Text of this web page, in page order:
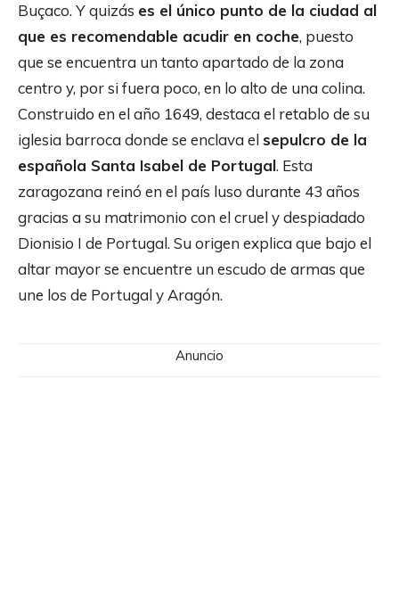
Buçaco. Y quizás es el único punto de la ciudad al
que es recomendable acudir en coche, puesto
que se encuentra un tanto apartado de la zona
centro y, por si fuera poco, en lo alto de una colina.
Construido en el año 1649, destaca el retablo de su
iglesia barroca donde se enclava elsepulcro de la
española Santa Isabel de Portugal. Esta
zaragozana reinó en el país luso durante 43 años
gracias a su matrimonio con el cruel y despiadado
Dionisio I de Portugal. Su origen explica que bajo el
altar mayor se encuentre un escudo de armas que
une los de Portugal y Aragón.
Anuncio